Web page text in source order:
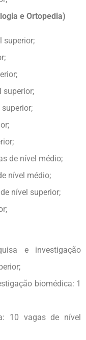
e Ortopedia)
superior;
superior;
de nível médio;
nível médio;
nível superior;
e investigação
biomédica: 1
10 vagas de nível